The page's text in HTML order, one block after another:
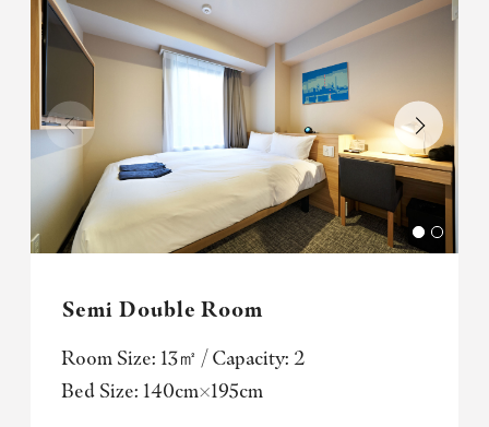
Semi Double Room
Room Size: 13㎡ / Capacity: 2
Bed Size: 140cm×195cm